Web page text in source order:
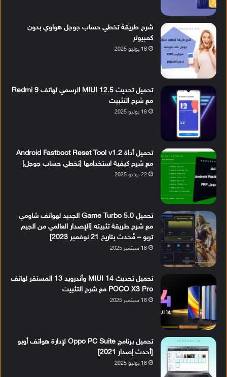
شرح طريقة تخطي حساب جوجل هواوي بدون
كمبيوتر
18 يوليو 2025
تحميل تحديث MIUI 12.5 الرسمي لهاتف Redmi 9
مع شرح التثبيت
18 يوليو 2025
تحميل أداة Android Fastboot Reset Tool v1.2
مع شرح كيفية استخدامها [تخطي حساب جوجل]
22 يوليو 2025
تحميل Game Turbo 5.0 الجديد لهواتف شاومي
مع شرح طريقة تثبيته [الإصدار العالمي من الجيم
تربو – مُحدث بتاريخ 21 نوفمبر 2023]
18 سبتمبر 2025
تحميل تحديث MIUI 14 وأندرويد 13 المستقر لهاتف
POCO X3 Pro مع شرح التثبيت
18 سبتمبر 2025
تحميل برنامج Oppo PC Suite لإدارة هواتف أوبو
[أحدث إصدار 2021]
18 يوليو 2025